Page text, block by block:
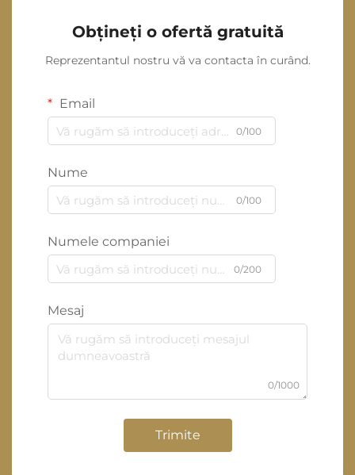
Obțineți o ofertă gratuită
Reprezentantul nostru vă va contacta în curând.
Email
0/100
Nume
0/100
Numele companiei
0/200
Mesaj
0/1000
Trimite